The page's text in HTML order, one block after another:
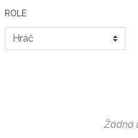
ROLE
Žádná